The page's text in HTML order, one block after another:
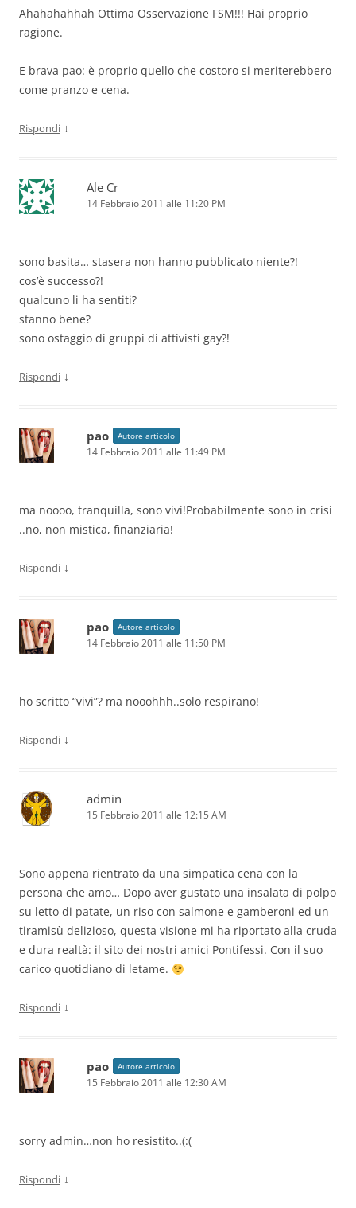
Ahahahahhah Ottima Osservazione FSM!!! Hai proprio
ragione.
E brava pao: è proprio quello che costoro si meriterebbero
come pranzo e cena.
Rispondi ↓
Ale Cr
14 Febbraio 2011 alle 11:20 PM
sono basita… stasera non hanno pubblicato niente?!
cos’è successo?!
qualcuno li ha sentiti?
stanno bene?
sono ostaggio di gruppi di attivisti gay?!
Rispondi ↓
pao Autore articolo
14 Febbraio 2011 alle 11:49 PM
ma noooo, tranquilla, sono vivi!Probabilmente sono in crisi
..no, non mistica, finanziaria!
Rispondi ↓
pao Autore articolo
14 Febbraio 2011 alle 11:50 PM
ho scritto “vivi”? ma nooohhh..solo respirano!
Rispondi ↓
admin
15 Febbraio 2011 alle 12:15 AM
Sono appena rientrato da una simpatica cena con la
persona che amo… Dopo aver gustato una insalata di polpo
su letto di patate, un riso con salmone e gamberoni ed un
tiramisù delizioso, questa visione mi ha riportato alla cruda
e dura realtà: il sito dei nostri amici Pontifessi. Con il suo
carico quotidiano di letame.
Rispondi ↓
pao Autore articolo
15 Febbraio 2011 alle 12:30 AM
sorry admin…non ho resistito..(:(
Rispondi ↓